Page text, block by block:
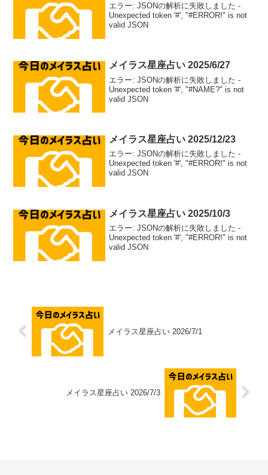
エラー: JSONの解析に失敗しました -
Unexpected token '#', "#ERROR!" is not
valid JSON
メイラス星座占い 2025/6/27
エラー: JSONの解析に失敗しました -
Unexpected token '#', "#NAME?" is not
valid JSON
メイラス星座占い 2025/12/23
エラー: JSONの解析に失敗しました -
Unexpected token '#', "#ERROR!" is not
valid JSON
メイラス星座占い 2025/10/3
エラー: JSONの解析に失敗しました -
Unexpected token '#', "#ERROR!" is not
valid JSON
メイラス星座占い 2026/7/1
メイラス星座占い 2026/7/3